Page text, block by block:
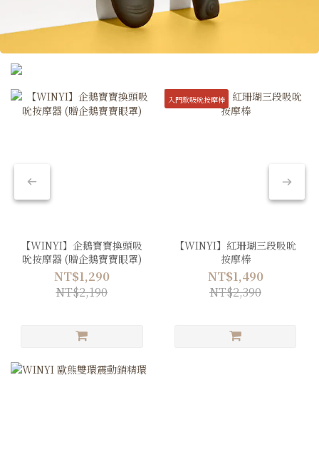
【WINYI】企鵝寶寶換頭吸
吮按摩器 (贈企鵝寶寶眼罩)
NT$1,290
NT$2,190
入門款吸吮按摩棒
【WINYI】紅珊瑚三段吸吮
按摩棒
NT$1,490
NT$2,390